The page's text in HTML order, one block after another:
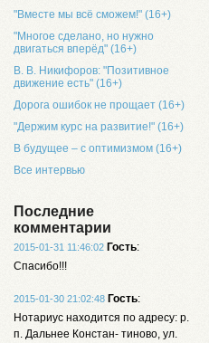
"Вместе мы всё сможем!" (16+)
"Многое сделано, но нужно
двигаться вперёд" (16+)
В. В. Никифоров: "Позитивное
движение есть" (16+)
Дорога ошибок не прощает (16+)
"Держим курс на развитие!" (16+)
В будущее – с оптимизмом (16+)
Все интервью
Последние
комментарии
2015-01-31 11:46:02 Гость:
Спасибо!!!
2015-01-30 21:02:48 Гость:
Нотариус находится по адресу: р.
п. Дальнее Констан- тиново, ул.